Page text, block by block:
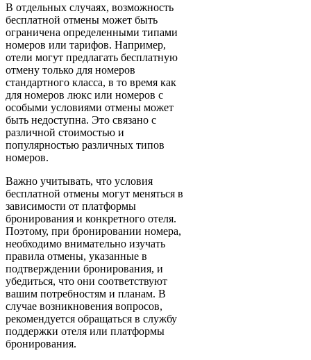
В отдельных случаях, возможность
бесплатной отмены может быть
ограничена определенными типами
номеров или тарифов. Например,
отели могут предлагать бесплатную
отмену только для номеров
стандартного класса, в то время как
для номеров люкс или номеров с
особыми условиями отмены может
быть недоступна. Это связано с
различной стоимостью и
популярностью различных типов
номеров.
Важно учитывать, что условия
бесплатной отмены могут меняться в
зависимости от платформы
бронирования и конкретного отеля.
Поэтому, при бронировании номера,
необходимо внимательно изучать
правила отмены, указанные в
подтверждении бронирования, и
убедиться, что они соответствуют
вашим потребностям и планам. В
случае возникновения вопросов,
рекомендуется обращаться в службу
поддержки отеля или платформы
бронирования.